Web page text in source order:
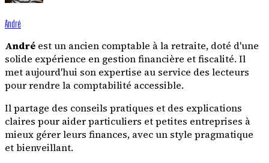
André
André est un ancien comptable à la retraite, doté d'une
solide expérience en gestion financière et fiscalité. Il
met aujourd'hui son expertise au service des lecteurs
pour rendre la comptabilité accessible.
Il partage des conseils pratiques et des explications
claires pour aider particuliers et petites entreprises à
mieux gérer leurs finances, avec un style pragmatique
et bienveillant.